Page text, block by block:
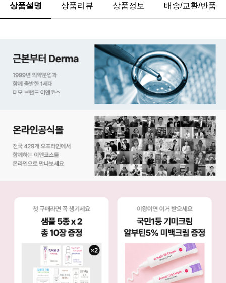
상품설명 상품리뷰 상품정보 배송/교환/반품